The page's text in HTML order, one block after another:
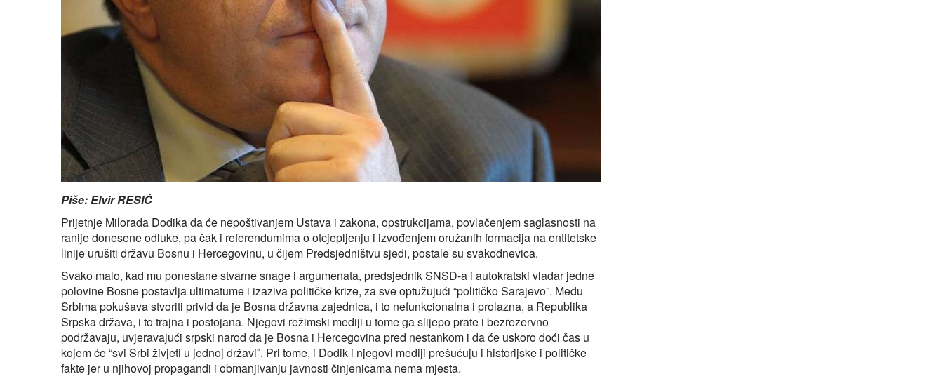
Piše: Elvir RESIĆ
Prijetnje Milorada Dodika da će nepoštivanjem Ustava i zakona, opstrukcijama, povlačenjem saglasnosti na
ranije donesene odluke, pa čak i referendumima o otcjepljenju i izvođenjem oružanih formacija na entitetske
linije urušiti državu Bosnu i Hercegovinu, u čijem Predsjedništvu sjedi, postale su svakodnevica.
Svako malo, kad mu ponestane stvarne snage i argumenata, predsjednik SNSD-a i autokratski vladar jedne
polovine Bosne postavlja ultimatume i izaziva političke krize, za sve optužujući “političko Sarajevo”. Među
Srbima pokušava stvoriti privid da je Bosna državna zajednica, i to nefunkcionalna i prolazna, a Republika
Srpska država, i to trajna i postojana. Njegovi režimski mediji u tome ga slijepo prate i bezrezervno
podržavaju, uvjeravajući srpski narod da je Bosna i Hercegovina pred nestankom i da će uskoro doći čas u
kojem će “svi Srbi živjeti u jednoj državi”. Pri tome, i Dodik i njegovi mediji prešućuju i historijske i političke
fakte jer u njihovoj propagandi i obmanjivanju javnosti činjenicama nema mjesta.